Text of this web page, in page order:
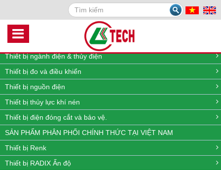
Search
DANH MỤC SẢN PHẨM
Thiết bị quan trắc môi trường online
Thiết bị đo lưu lượng, nhiệt độ, áp suất và mức
Thiết bị ngành điện & thủy điện
Thiết bị đo và điều khiển
Thiết bị nguồn điện
Thiết bị thủy lực khí nén
Thiết bị điện đóng cắt và bảo vệ.
SẢN PHẨM PHÂN PHỐI CHÍNH THỨC TẠI VIỆT NAM
Thiết bị Renk
Thiết bị RADIX Ấn độ